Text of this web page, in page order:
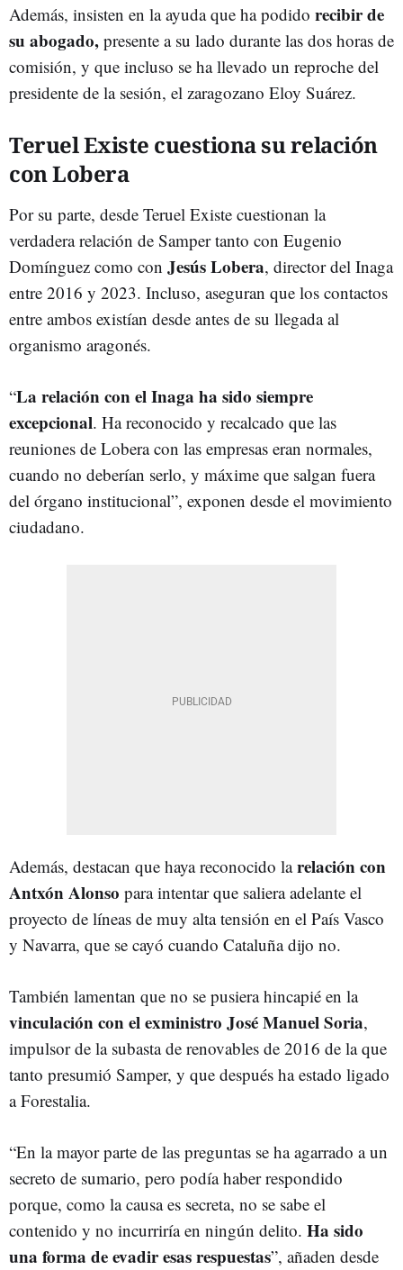
Además, insisten en la ayuda que ha podido recibir de
su abogado, presente a su lado durante las dos horas de
comisión, y que incluso se ha llevado un reproche del
presidente de la sesión, el zaragozano Eloy Suárez.
Teruel Existe cuestiona su relación
con Lobera
Por su parte, desde Teruel Existe cuestionan la
verdadera relación de Samper tanto con Eugenio
Domínguez como con Jesús Lobera, director del Inaga
entre 2016 y 2023. Incluso, aseguran que los contactos
entre ambos existían desde antes de su llegada al
organismo aragonés.
“La relación con el Inaga ha sido siempre
excepcional. Ha reconocido y recalcado que las
reuniones de Lobera con las empresas eran normales,
cuando no deberían serlo, y máxime que salgan fuera
del órgano institucional”, exponen desde el movimiento
ciudadano.
Además, destacan que haya reconocido larelación con
Antxón Alonso para intentar que saliera adelante el
proyecto de líneas de muy alta tensión en el País Vasco
y Navarra, que se cayó cuando Cataluña dijo no.
También lamentan que no se pusiera hincapié en la
vinculación con el exministro José Manuel Soria,
impulsor de la subasta de renovables de 2016 de la que
tanto presumió Samper, y que después ha estado ligado
a Forestalia.
“En la mayor parte de las preguntas se ha agarrado a un
secreto de sumario, pero podía haber respondido
porque, como la causa es secreta, no se sabe el
contenido y no incurriría en ningún delito. Ha sido
una forma de evadir esas respuestas”, añaden desde